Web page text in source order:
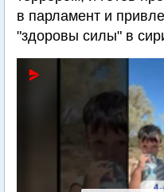
в парламент и
"здоровы силы" в